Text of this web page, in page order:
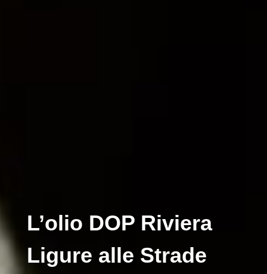
L’olio DOP Riviera
Ligure alle Strade